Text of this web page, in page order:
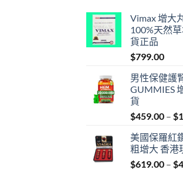
Vimax 增大
100%天然
貨正品
$799.00
男性保健護
GUMMIES
貨
$459.00 – $
美國保羅紅
粗增大 香港
$619.00 – $